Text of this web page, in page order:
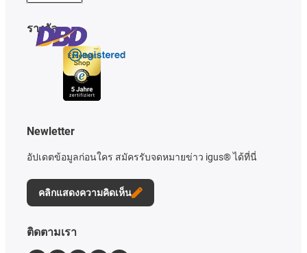
รางวัล
Newletter
อัปเดตข้อมูลก่อนใคร สมัครรับจดหมายข่าว igus® ได้ที่นี่
คลิกแสดงความคิดเห็น
ติดตามเรา